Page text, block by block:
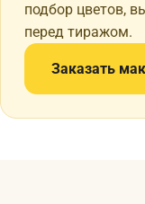
подбор цветов,
перед тиражом.
Заказать